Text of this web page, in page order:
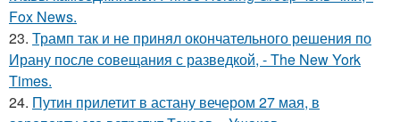
Fox News.
23. Трамп так и не принял окончательного решения по
Ирану после совещания с разведкой, - The New York
Times.
24. Путин прилетит в астану вечером 27 мая, в